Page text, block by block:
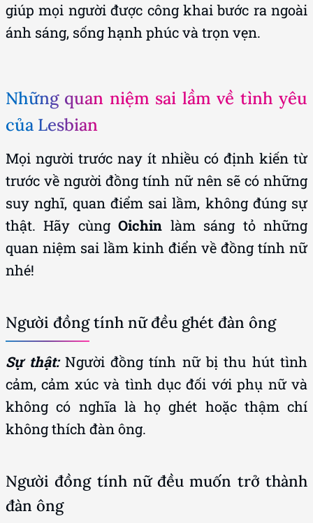
giúp mọi người được công khai bước ra ngoài
ánh sáng, sống hạnh phúc và trọn vẹn.
Những quan niệm sai lầm về tình yêu
của Lesbian
Mọi người trước nay ít nhiều có định kiến từ
trước về người đồng tính nữ nên sẽ có những
suy nghĩ, quan điểm sai lầm, không đúng sự
thật. Hãy cùngOichin làm sáng tỏ những
quan niệm sai lầm kinh điển về đồng tính nữ
nhé!
Người đồng tính nữ đều ghét đàn ông
Sự thật:Người đồng tính nữ bị thu hút tình
cảm, cảm xúc và tình dục đối với phụ nữ và
không có nghĩa là họ ghét hoặc thậm chí
không thích đàn ông.
Người đồng tính nữ đều muốn trở thành
đàn ông